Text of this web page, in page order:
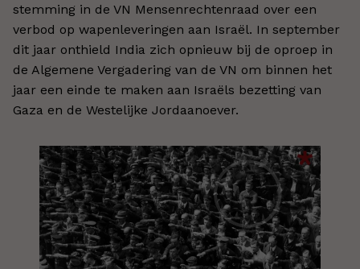
stemming in de VN Mensenrechtenraad over een
verbod op wapenleveringen aan Israël. In september
dit jaar onthield India zich opnieuw bij de oproep in
de Algemene Vergadering van de VN om binnen het
jaar een einde te maken aan Israëls bezetting van
Gaza en de Westelijke Jordaanoever.